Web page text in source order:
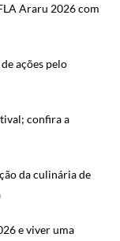
Araru 2026 com
ações pelo
confira a
da culinária de
e viver uma